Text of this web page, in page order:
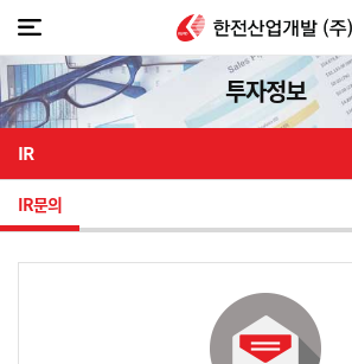
투자정보
IR
IR문의